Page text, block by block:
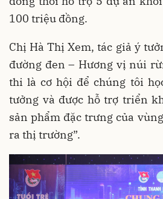
100 triệu đồng.
Chị Hà Thị Xem, tác giả ý
đường đen – Hương vị núi
thi là cơ hội để chúng tôi
tưởng và được hỗ trợ triển
sản phẩm đặc trưng của
ra thị trường”.